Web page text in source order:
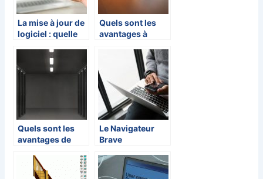
La mise à jour de
logiciel : quelle
Quels sont les
avantages à
logiciels pour
son marketing ?
Quels sont les
avantages de
d’un serveur
dédié ?
Le Navigateur
Brave